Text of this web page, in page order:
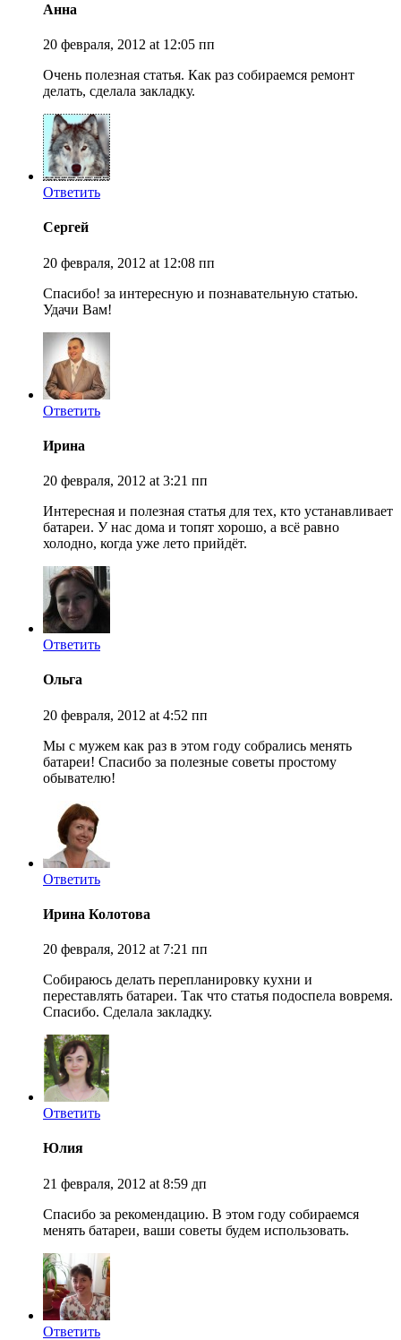
Анна
20 февраля, 2012 at 12:05 пп
Очень полезная статья. Как раз собираемся ремонт
делать, сделала закладку.
Ответить
Сергей
20 февраля, 2012 at 12:08 пп
Спасибо! за интересную и познавательную статью.
Удачи Вам!
Ответить
Ирина
20 февраля, 2012 at 3:21 пп
Интересная и полезная статья для тех, кто устанавливает
батареи. У нас дома и топят хорошо, а всё равно
холодно, когда уже лето прийдёт.
Ответить
Ольга
20 февраля, 2012 at 4:52 пп
Мы с мужем как раз в этом году собрались менять
батареи! Спасибо за полезные советы простому
обывателю!
Ответить
Ирина Колотова
20 февраля, 2012 at 7:21 пп
Собираюсь делать перепланировку кухни и
переставлять батареи. Так что статья подоспела вовремя.
Спасибо. Сделала закладку.
Ответить
Юлия
21 февраля, 2012 at 8:59 дп
Спасибо за рекомендацию. В этом году собираемся
менять батареи, ваши советы будем использовать.
Ответить